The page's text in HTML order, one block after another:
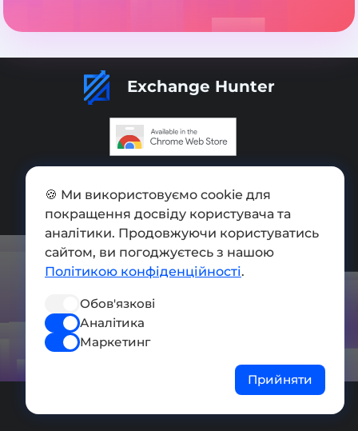
Exchange Hunter
Мапа сайту
Press kit
Умови використання
Політика конфіденційності
СОЦ. МЕРЕЖІ
🍪 Ми використовуємо cookie для
покращення досвіду користувача та
аналітики. Продовжуючи користуватись
сайтом, ви погоджуєтесь з нашою
Політикою конфіденційності.
Обов'язкові
Аналітика
Маркетинг
Прийняти